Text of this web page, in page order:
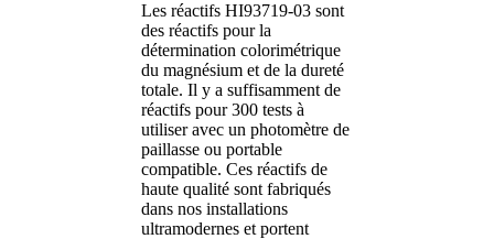
Les réactifs HI93719-03 sont
des réactifs pour la
détermination colorimétrique
du magnésium et de la dureté
totale. Il y a suffisamment de
réactifs pour 300 tests à
utiliser avec un photomètre de
paillasse ou portable
compatible. Ces réactifs de
haute qualité sont fabriqués
dans nos installations
ultramodernes et portent